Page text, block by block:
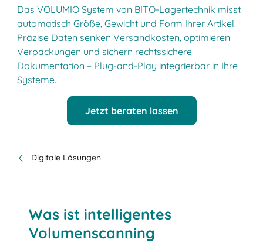
Das VOLUMIO System von BITO-Lagertechnik misst
automatisch Größe, Gewicht und Form Ihrer Artikel.
Präzise Daten senken Versandkosten, optimieren
Verpackungen und sichern rechtssichere
Dokumentation – Plug-and-Play integrierbar in Ihre
Systeme.
Jetzt beraten lassen
Digitale Lösungen
Was ist intelligentes
Volumenscanning